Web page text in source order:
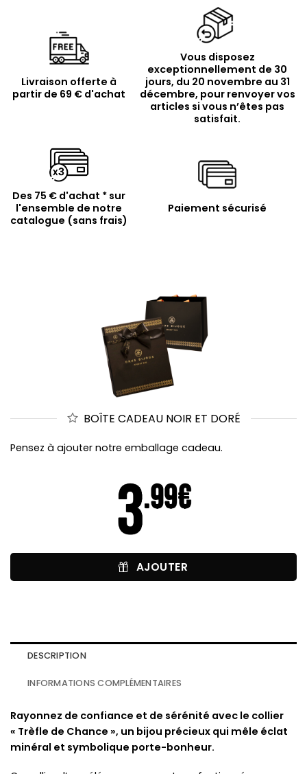
Livraison offerte à
partir de 69 € d'achat
Vous disposez
exceptionnellement de 30
jours, du 20 novembre au 31
décembre, pour renvoyer vos
articles si vous n’êtes pas
satisfait.
Des 75 € d'achat * sur
l'ensemble de notre
catalogue (sans frais)
Paiement sécurisé
BOÎTE CADEAU NOIR ET DORÉ
Pensez à ajouter notre emballage cadeau.
AJOUTER
DESCRIPTION
INFORMATIONS COMPLÉMENTAIRES
Rayonnez de confiance et de sérénité avec le collier
« Trèfle de Chance », un bijou précieux qui mêle éclat
minéral et symbolique porte-bonheur.